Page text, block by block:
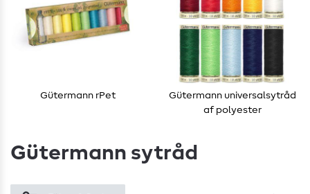
Gütermann rPet
Gütermann universalsytråd
af polyester
Gütermann sytråd